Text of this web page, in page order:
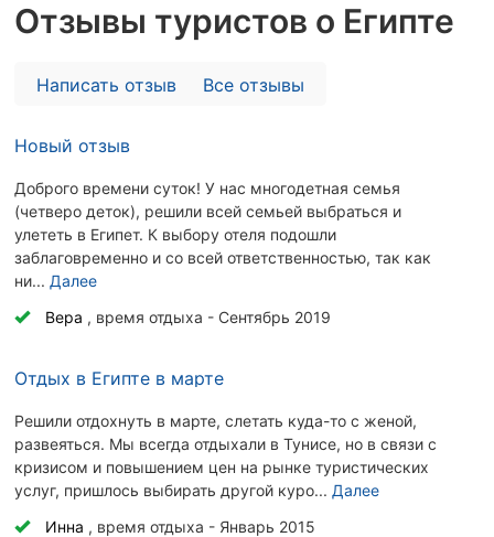
Отзывы туристов о Египте
Написать отзыв Все отзывы
Новый отзыв
Доброго времени суток! У нас многодетная семья
(четверо деток), решили всей семьей выбраться и
улететь в Египет. К выбору отеля подошли
заблаговременно и со всей ответственностью, так как
ни... Далее
Вера , время отдыха - Сентябрь 2019
Отдых в Египте в марте
Решили отдохнуть в марте, слетать куда-то с женой,
развеяться. Мы всегда отдыхали в Тунисе, но в связи с
кризисом и повышением цен на рынке туристических
услуг, пришлось выбирать другой куро... Далее
Инна , время отдыха - Январь 2015